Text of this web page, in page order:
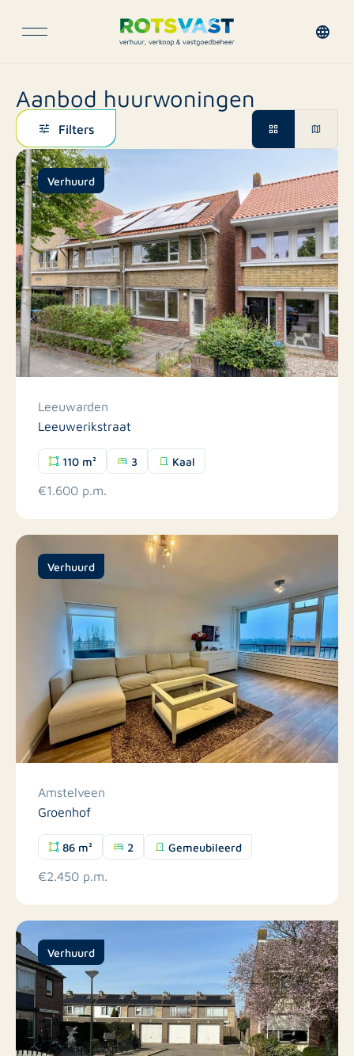
Aanbod huurwoningen
Filters
Verhuurd
Leeuwarden
Leeuwerikstraat
110 m² 3 Kaal
€1.600 p.m.
Verhuurd
Amstelveen
Groenhof
86 m² 2 Gemeubileerd
€2.450 p.m.
Verhuurd